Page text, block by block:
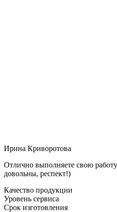
Ирина Криворотова
Отлично выполняете свою
довольны, респект!)
Качество продукции
Уровень сервиса
Срок изготовления